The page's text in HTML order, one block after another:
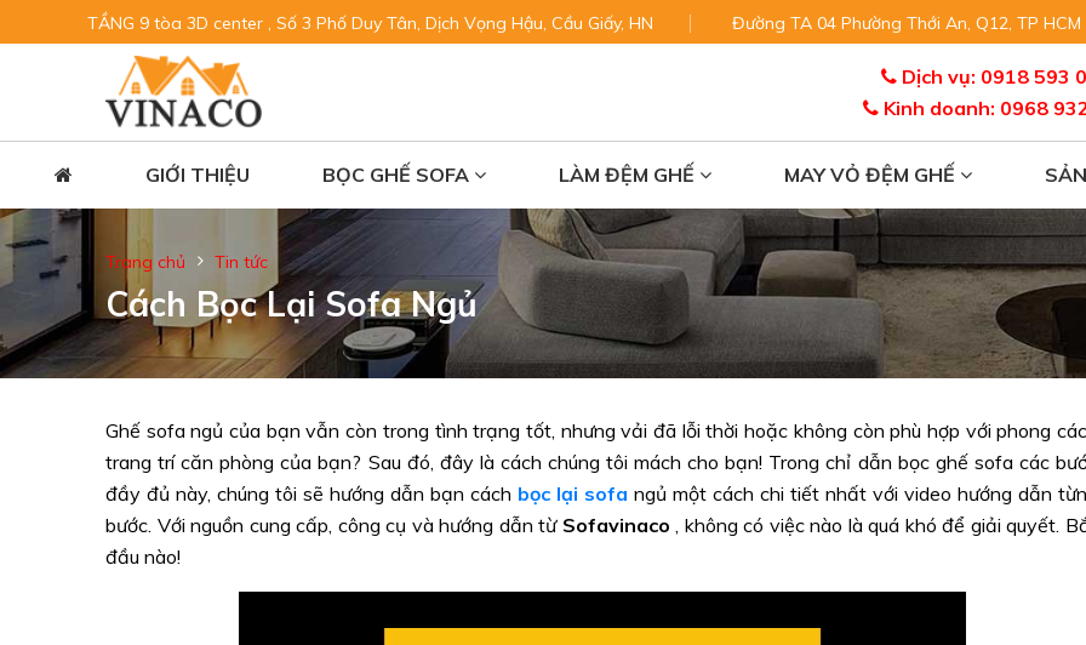
TẦNG 9 tòa 3D center , Số 3 Phố Duy Tân, Dịch Vọng Hậu, Cầu Giấy, HN Đường TA 04 Phường Thới An, Q12, TP HCM
Dịch vụ: 0918 593
Kinh doanh: 0968
GIỚI THIỆU BỌC GHẾ SOFA LÀM ĐỆM GHẾ MAY VỎ ĐỆM GHẾ
Trang chủ Tin tức
Cách Bọc Lại Sofa Ngủ
Ghế sofa ngủ của bạn vẫn còn trong tình trạng tốt, nhưng vải đã lỗi thời hoặc không còn phù hợp với phong
trang trí căn phòng của bạn? Sau đó, đây là cách chúng tôi mách cho bạn! Trong chỉ dẫn bọc ghế sofa các
đầy đủ này, chúng tôi sẽ hướng dẫn bạn cách bọc lại sofa ngủ một cách chi tiết nhất với video hướng dẫn
bước. Với nguồn cung cấp, công cụ và hướng dẫn từ Sofavinaco , không có việc nào là quá khó để giải quyết.
đầu nào!